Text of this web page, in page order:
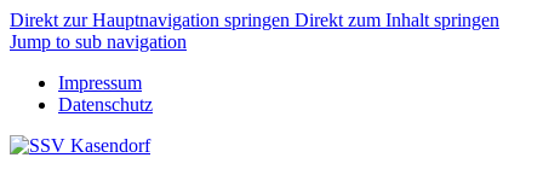
Direkt zur Hauptnavigation springen Direkt zum Inhalt springen
Jump to sub navigation
Impressum
Datenschutz